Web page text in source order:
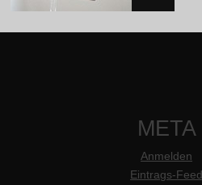
META
Anmelden
Eintrags-Feed